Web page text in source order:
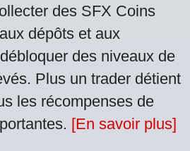
des SFX Coins
dépôts et aux
des niveaux de
Plus un trader détient
les récompenses de
[En savoir plus]